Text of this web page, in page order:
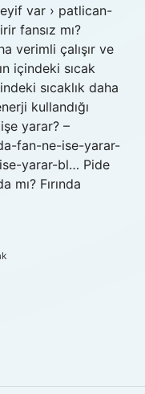
var › patlican-
fansız mı?
verimli çalışır ve
içindeki sıcak
sıcaklık daha
kullandığı
yarar? –
fan-ne-ise-yarar-
yarar-bl… Pide
mı? Fırında